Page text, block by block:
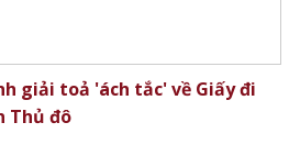
giải toả 'ách tắc' về Giấy đi
Thủ đô